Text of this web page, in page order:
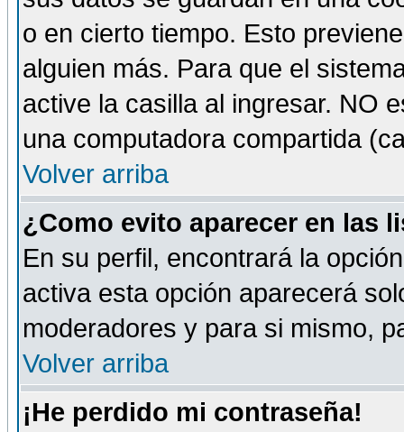
o en cierto tiempo. Esto
alguien más. Para que el
active la casilla al ingresar. NO
una computadora compartida
Volver arriba
¿Como evito aparecer en las
En su perfil, encontrará la
activa esta opción aparecerá
moderadores y para si mismo,
Volver arriba
¡He perdido mi contraseña!